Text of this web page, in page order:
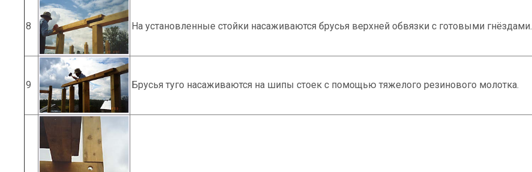
8 На установленные стойки насаживаются брусья верхней обвязки с готовыми гнёздами.
9 Брусья туго насаживаются на шипы стоек с помощью тяжелого резинового молотка.